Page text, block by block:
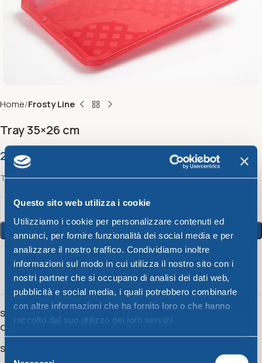
Questo sito web utilizza i cookie
Utilizziamo i cookie per personalizzare contenuti ed
annunci, per fornire funzionalità dei social media e per
analizzare il nostro traffico. Condividiamo inoltre
informazioni sul modo in cui utilizza il nostro sito con i
nostri partner che si occupano di analisi dei dati web,
pubblicità e social media, i quali potrebbero combinarle
con altre informazioni che ha fornito loro o che hanno
raccolto dal suo utilizzo dei loro servizi.
Selezione
Home Frosty Line
Tray 35×26 cm
2,73€
Tray 35×26 cm
Add To Cart
18 People watching this product now!
SKU:
74001
Category:
Share: